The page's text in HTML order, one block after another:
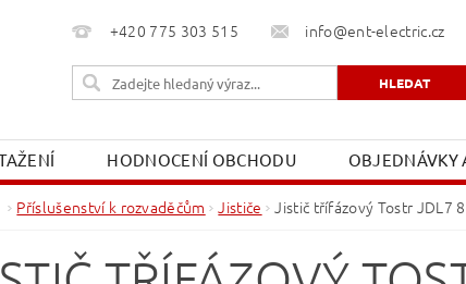
+420 775 303 515 info@ent-electric.cz
HODNOCENÍ OBCHODU
OBJEDNÁVKY
OBCHODNÍ PODMÍNKY MOJE OBJEDNÁVKA
Příslušenství k rozvaděčům Jističe Jistič třífázový Tostr JDL7